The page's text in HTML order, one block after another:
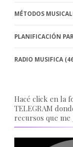
MÉTODOS
PLANIFICACIÓN
RADIO MUSIFICA
Hacé click en la
TELEGRAM
recursos que